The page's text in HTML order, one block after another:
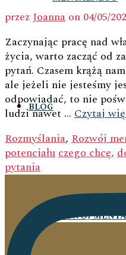
BLOG
ROZWÓJ
przez Joanna on 04/05/
Zaczynając pracę nad
życia, warto zacząć od
pytań. Czasem krążą
ale jeżeli nie jesteśmy
odpowiadać, to nie
ludzi nawet … Czytaj
Rozmyślania, Rozwój
potencjałuczego chcę,
pytania